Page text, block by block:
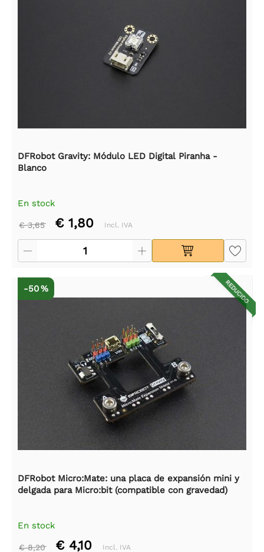
DFRobot Gravity: Módulo LED Digital Piranha -
Blanco
En stock
€ 3,65 € 1,80 Incl. IVA
REDUCIDO
-50 %
DFRobot Micro:Mate: una placa de expansión mini y
delgada para Micro:bit (compatible con gravedad)
En stock
€ 8,20 € 4,10 Incl. IVA